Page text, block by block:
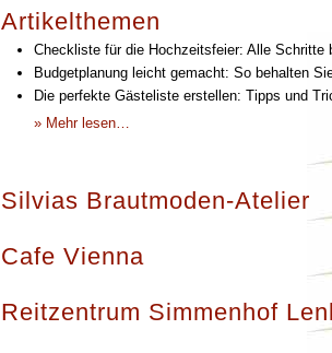
Artikelthemen
Checkliste für die Hochzeitsfeier: Alle Schritte
Budgetplanung leicht gemacht: So behalten
Die perfekte Gästeliste erstellen: Tipps und
» Mehr lesen…
Silvias Brautmoden-Atelier
Cafe Vienna
Reitzentrum Simmenhof